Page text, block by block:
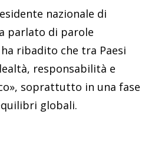
nazionale di
parlato di parole
ribadito che tra Paesi
responsabilità e
soprattutto in una fase
globali.